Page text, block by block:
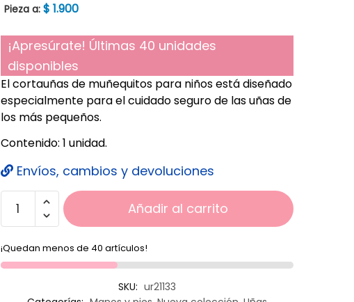
Pieza a: $ 1.900
¡Apresúrate! Últimas 40 unidades
disponibles
El cortauñas de muñequitos para niños está diseñado
especialmente para el cuidado seguro de las uñas de
los más pequeños.
Contenido: 1 unidad.
Envíos, cambios y devoluciones
Añadir al carrito
¡Quedan menos de 40 artículos!
SKU: ur21133